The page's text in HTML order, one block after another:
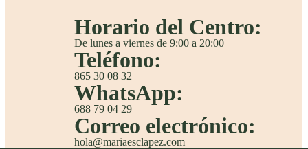
Horario del Centro:
De lunes a viernes de 9:00 a 20:00
Teléfono:
865 30 08 32
WhatsApp:
688 79 04 29
Correo electrónico:
hola@mariaesclapez.com